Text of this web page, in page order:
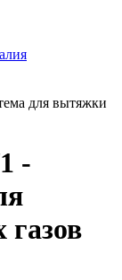
для вытяжки
-